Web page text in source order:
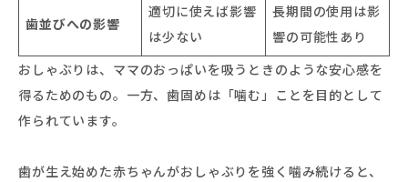
歯並びへの影響
適切に使えば影響
は少ない
長期間の使用は影
響の可能性あり
おしゃぶりは、ママのおっぱいを吸うときのような安心感を
得るためのもの。一方、歯固めは「噛む」ことを目的として
作られています。
歯が生え始めた赤ちゃんがおしゃぶりを強く噛み続けると、